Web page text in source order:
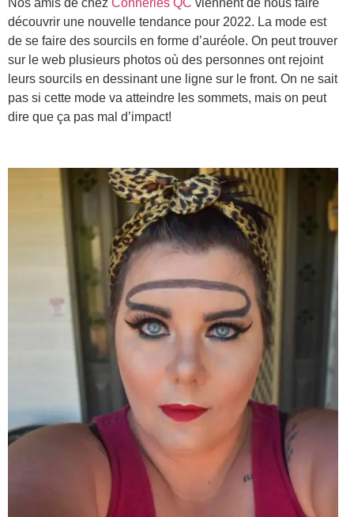
découvrir une nouvelle tendance pour 2022. La mode est
de se faire des sourcils en forme d’auréole. On peut trouver
sur le web plusieurs photos où des personnes ont rejoint
leurs sourcils en dessinant une ligne sur le front. On ne sait
pas si cette mode va atteindre les sommets, mais on peut
dire que ça pas mal d’impact!